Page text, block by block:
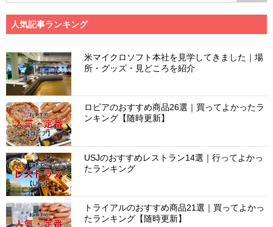
人気記事ランキング
米マイクロソフト本社を見学してきました｜場
所・グッズ・見どころを紹介
ロピアのおすすめ商品26選｜買ってよかったラ
ンキング【随時更新】
USJのおすすめレストラン14選｜行ってよかっ
たランキング
トライアルのおすすめ商品21選｜買ってよかっ
たランキング【随時更新】